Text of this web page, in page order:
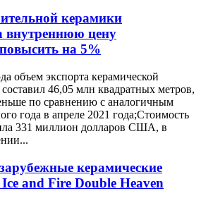
Плиткакерамики
внутреннюю цену
на 5%
объем экспорта керамической
46,05 млн квадратных метров,
по сравнению с аналогичным
года в апреле 2021 года;Стоимость
331 миллион долларов США, в
керамические
and Fire Double Heaven